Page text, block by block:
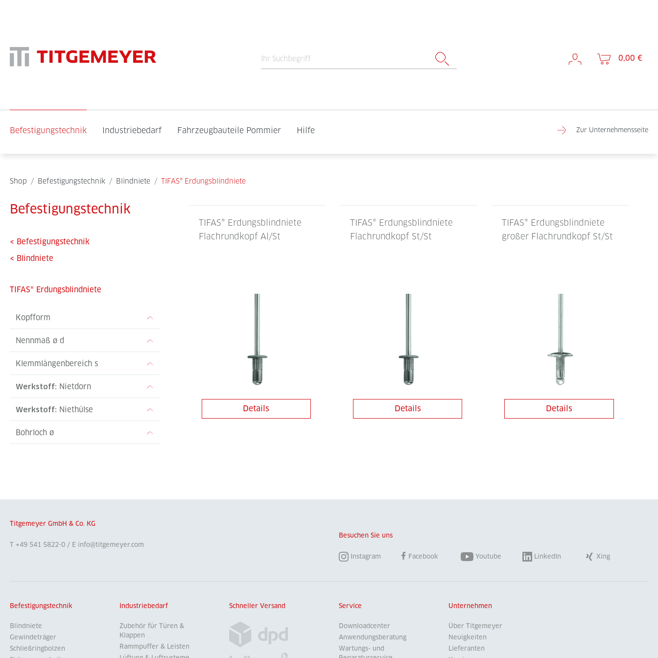
0,00 €
Befestigungstechnik Industriebedarf Fahrzeugbauteile Pommier Hilfe Zur Unternehmensseite
Shop / Befestigungstechnik / Blindniete / TIFAS® Erdungsblindniete
Befestigungstechnik
< Befestigungstechnik
< Blindniete
TIFAS® Erdungsblindniete
Kopfform
Nennmaß ø d
Klemmlängenbereich s
Werkstoff: Nietdorn
Werkstoff: Niethülse
Bohrloch ø
TIFAS® Erdungsblindniete
Flachrundkopf Al/St
Details
TIFAS® Erdungsblindniete
Flachrundkopf St/St
Details
TIFAS® Erdungsblindniete
großer Flachrundkopf St/St
Details
Titgemeyer GmbH & Co. KG
T +49 541 5822-0 / E info@titgemeyer.com
Besuchen Sie uns
Instagram Facebook Youtube LinkedIn Xing
Befestigungstechnik
Blindniete
Gewindeträger
Schließringbolzen
Industriebedarf
Zubehör für Türen &
Klappen
Rammpuffer & Leisten
Schneller Versand Service
Downloadcenter
Anwendungsberatung
Wartungs- und
Unternehmen
Über Titgemeyer
Neuigkeiten
Lieferanten